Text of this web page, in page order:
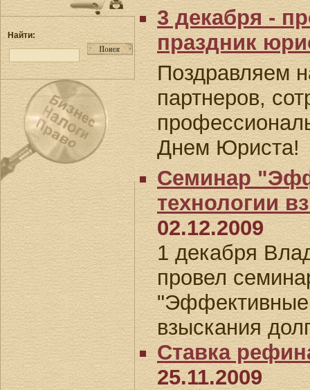
Найти:
3 декабря -
праздник
Поздравляем
партнеров,
Днем Юриста!
Семинар
технологии
02.12.2009
1 декабря
провел
"Эффективные
взыскания
Ставка
25.11.2009